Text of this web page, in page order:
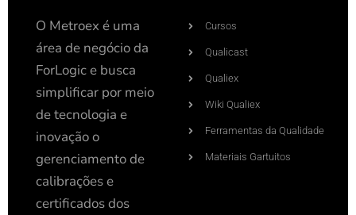
O Metroex é uma
área de negócio da
ForLogic e busca
simplificar por meio
de tecnologia e
inovação o
gerenciamento de
calibrações e
certificados dos
Cursos
Qualicast
Qualiex
Wiki Qualiex
Ferramentas da Qualidade
Materiais Gartuitos